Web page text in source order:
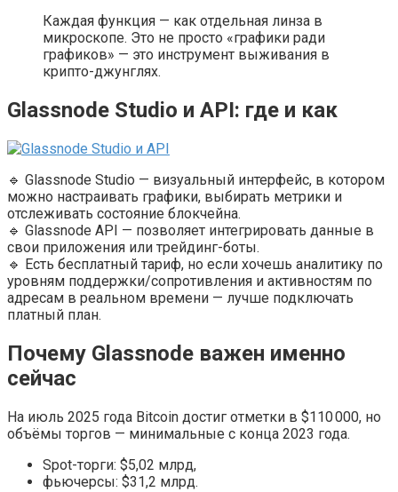
Каждая функция — как отдельная линза в
микроскопе. Это не просто «графики ради
графиков» — это инструмент выживания в
крипто-джунглях.
Glassnode Studio и API: где и как
🔹 Glassnode Studio — визуальный интерфейс, в котором
можно настраивать графики, выбирать метрики и
отслеживать состояние блокчейна.
🔹 Glassnode API — позволяет интегрировать данные в
свои приложения или трейдинг-боты.
🔹 Есть бесплатный тариф, но если хочешь аналитику по
уровням поддержки/сопротивления и активностям по
адресам в реальном времени — лучше подключать
платный план.
Почему Glassnode важен именно
сейчас
На июль 2025 года Bitcoin достиг отметки в $110 000, но
объёмы торгов — минимальные с конца 2023 года.
Spot-торги: $5,02 млрд,
фьючерсы: $31,2 млрд.